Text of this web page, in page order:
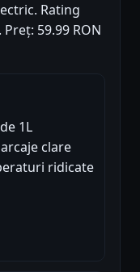
Rating
59.99 RON
1L
clare
ridicate